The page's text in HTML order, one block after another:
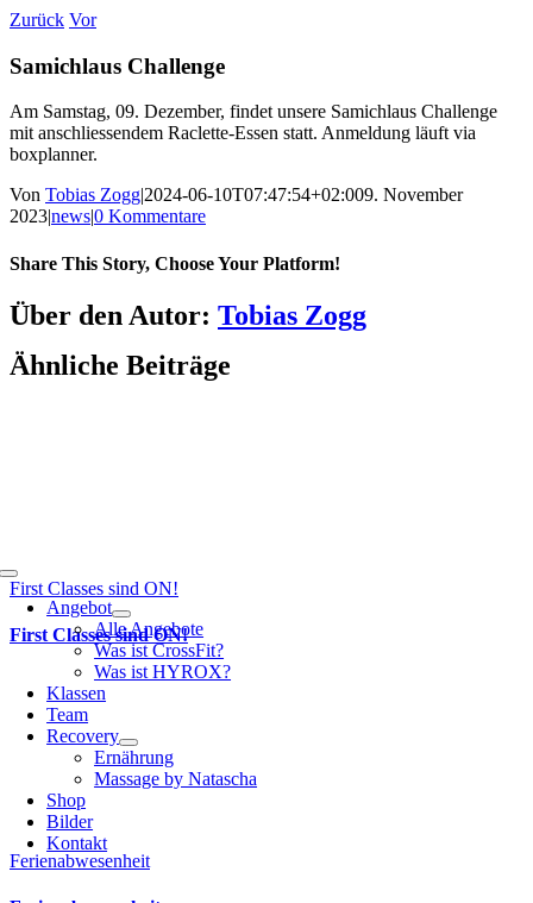
Zum
springen
Toggle
NavigationAngebot
Alle Angebote
Was ist CrossFit?
Was ist HYROX?
Klassen
Team
Recovery
Ernährung
Massage by Natascha
Shop
Bilder
Kontakt
Zurück Vor
Samichlaus Challenge
Am Samstag, 09. Dezember, findetunsere Samichlaus Challenge
mitanschliessendem Raclette-Essen statt. Anmeldung läuft via
boxplanner.
Von Tobias Zogg|2024-06-10T07:47:54+02:009. November
2023|news|0 Kommentare
Share This Story, Choose Your Platform!
Facebook
LinkedIn
WhatsApp
Telegram
Tumblr
Pinterest
Vk
Xing
E-
Mail
Über den Autor: Tobias Zogg
Ähnliche Beiträge
First Classes sind ON!
First Classes sind ON!
Ferienabwesenheit